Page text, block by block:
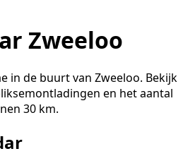
Zweeloo
in de buurt van Zweeloo. Bekijk
en het aantal
30 km.